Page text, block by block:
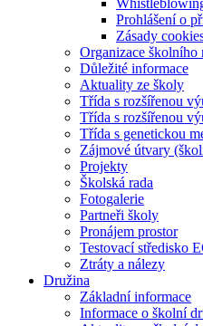
Prohlášení o
Zásady
Organizace školního
Důležité informace
Aktuality ze školy
Třída s rozšířenou
Třída s rozšířenou
Třída s genetickou
Zájmové útvary
Projekty
Školská rada
Fotogalerie
Partneři školy
Pronájem prostor
Testovací středisko
Ztráty a nálezy
Družina
Základní informace
Informace o školní